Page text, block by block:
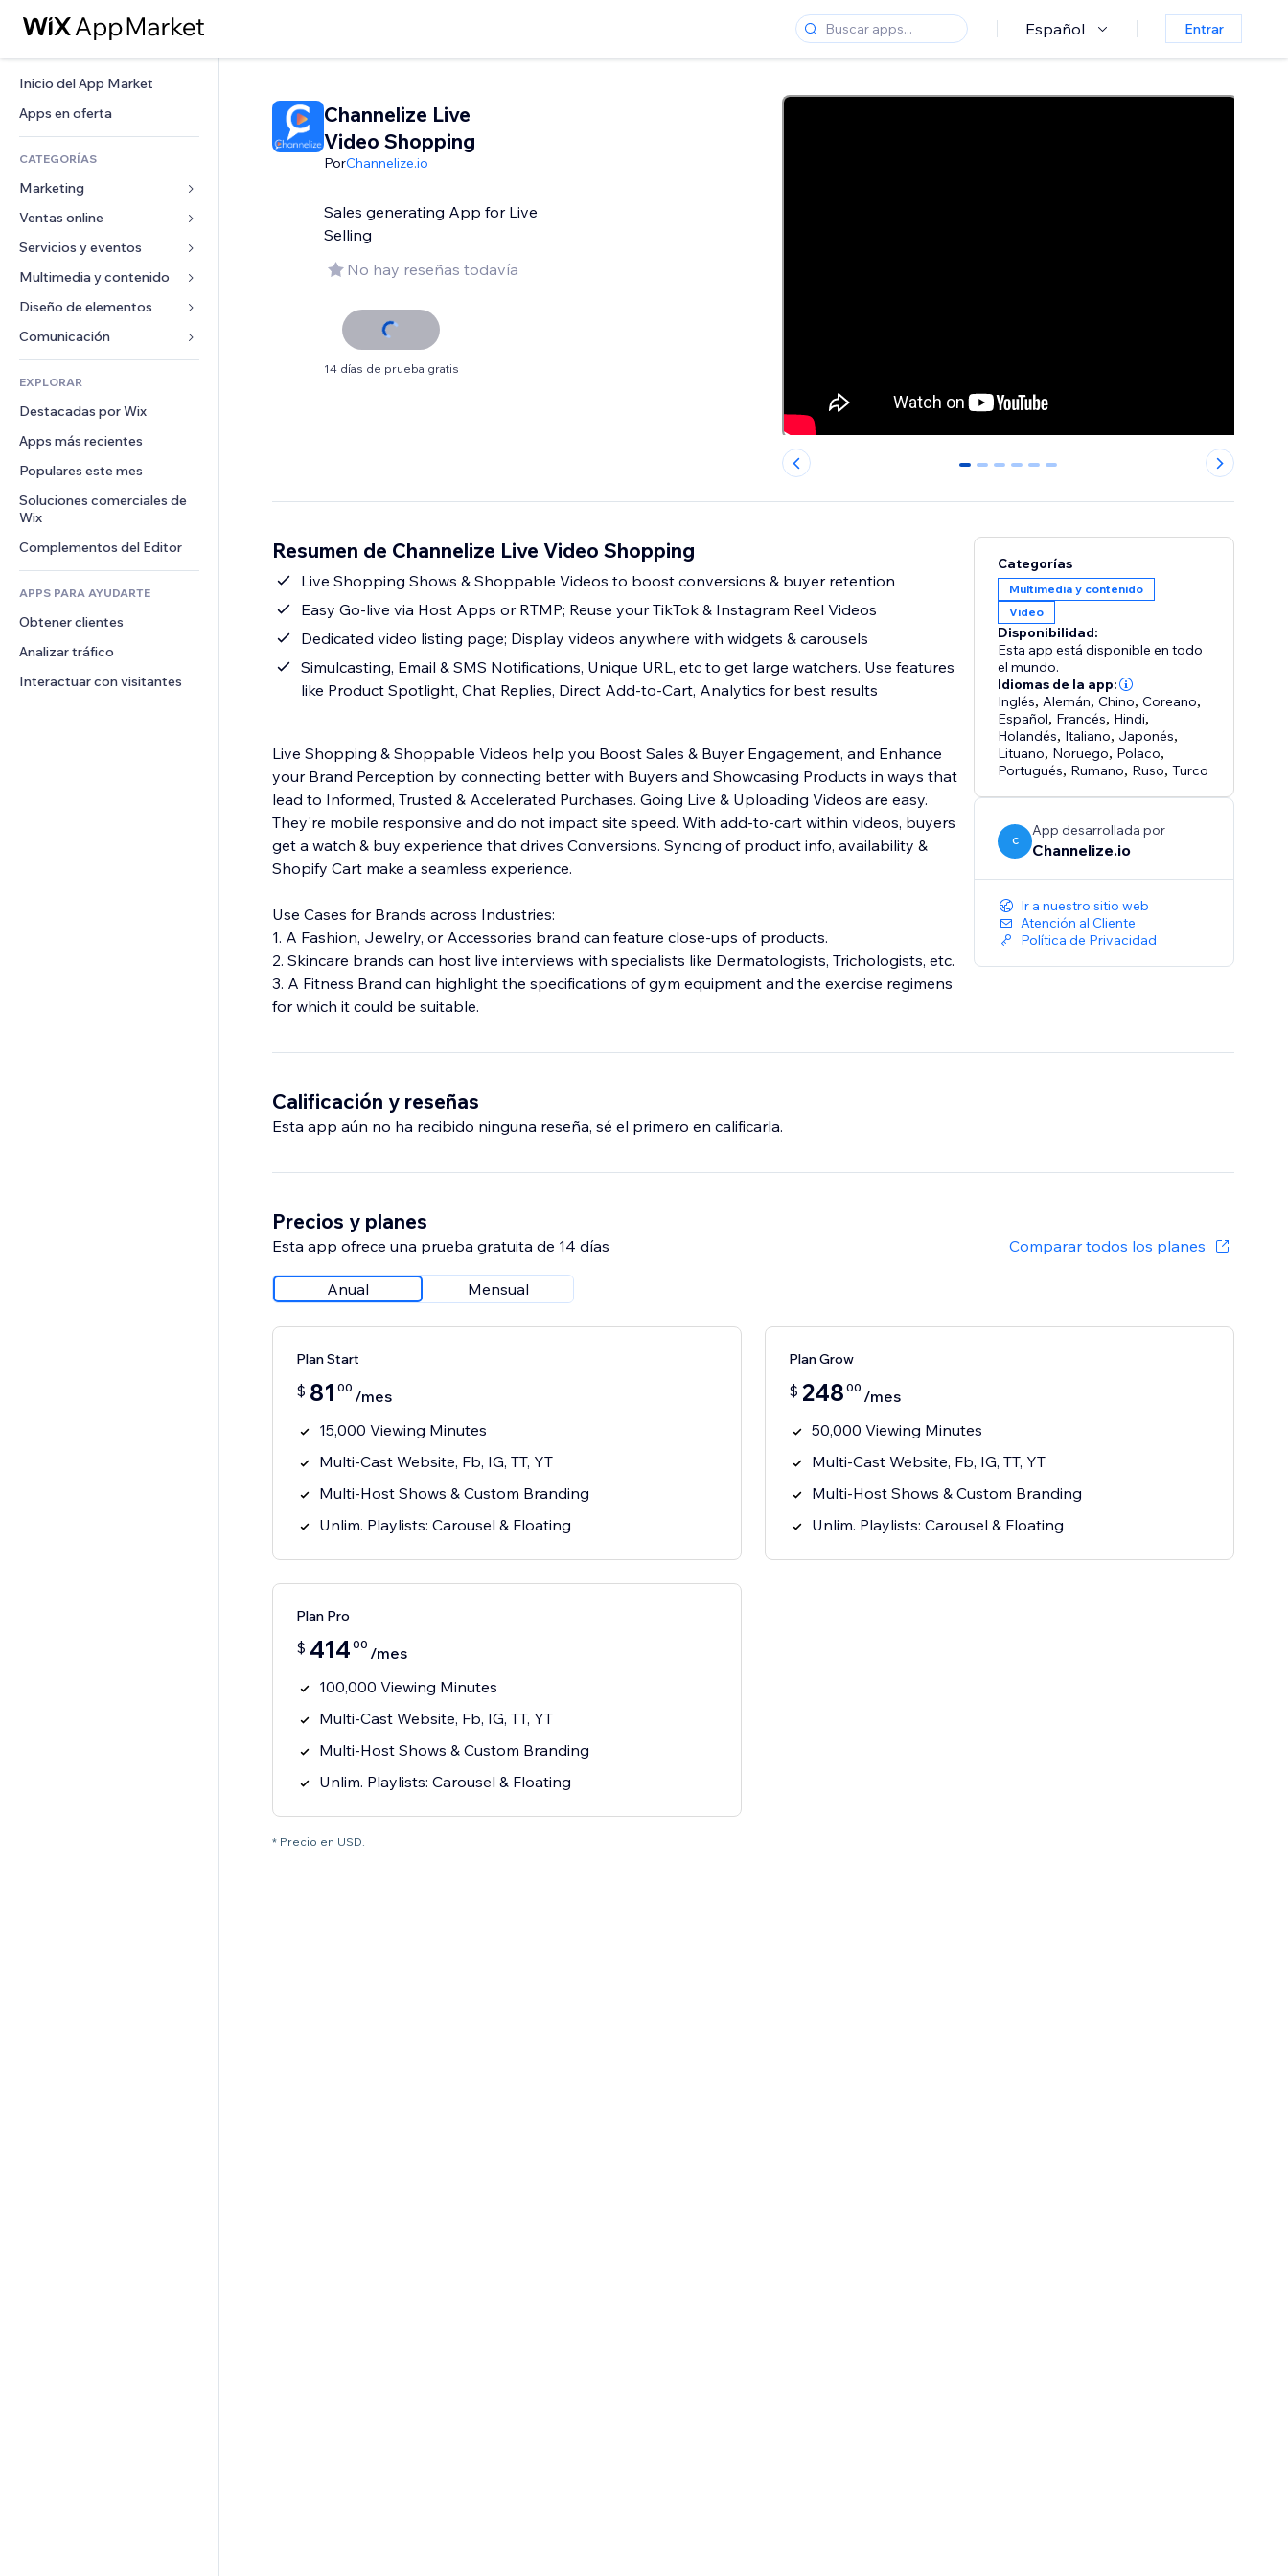
Español Entrar
Inicio del App Market
Apps en oferta
CATEGORÍAS
Marketing
Anuncios
Móvil
Analíticas
Anuncios del sitio
Email
Ventas online
Apps para tiendas
Envíos y entregas
Botones de venta
Contabilidad
Cupones y fidelización
Almacenamiento de mercancía
Crowdfunding
Alimentos y bebidas
Servicios y eventos
Hoteles
Eventos
Restaurantes
Inmobiliarias
Reservas
Multimedia y contenido
Galerías
Música
Pódcast
Fotografía
Video
PDF
Compartir archivos
Noticias
Servicios de contenido
Efectos de texto
Diseño de elementos
Mapas y navegación
Privacidad y seguridad
Reloj
Plantillas para páginas
Efectos de imágenes
Botones y menús
Banners e insignias
Calculadoras
Buscar
Formularios
Encuestas
Chat
Comentarios
Teléfono
Comunidad
Reseñas y testimonios
EXPLORAR
Destacadas por Wix
Apps más recientes
Populares este mes
Soluciones comerciales de
Wix
Complementos del Editor
APPS PARA AYUDARTE
Obtener clientes
Analizar tráfico
Interactuar con visitantes
Channelize Live
Video Shopping
PorChannelize.io
Sales generating App for Live
Selling
No hay reseñas todavía
14 días de prueba gratis
0 1 2 3 4 5
Resumen de Channelize Live Video Shopping
Live Shopping Shows & Shoppable Videos to boost conversions & buyer retention
Easy Go-live via Host Apps or RTMP; Reuse your TikTok & Instagram Reel Videos
Dedicated video listing page; Display videos anywhere with widgets & carousels
Simulcasting, Email & SMS Notifications, Unique URL, etc to get large watchers. Use features
like Product Spotlight, Chat Replies, Direct Add-to-Cart, Analytics for best results
Live Shopping & Shoppable Videos help you Boost Sales & Buyer Engagement, and Enhance
your Brand Perception by connecting better with Buyers and Showcasing Products in ways that
lead to Informed, Trusted & Accelerated Purchases. Going Live & Uploading Videos are easy.
They're mobile responsive and do not impact site speed. With add-to-cart within videos, buyers
get a watch & buy experience that drives Conversions. Syncing of product info, availability &
Shopify Cart make a seamless experience.
Use Cases for Brands across Industries:
1. A Fashion, Jewelry, or Accessories brand can feature close-ups of products.
2. Skincare brands can host live interviews with specialists like Dermatologists, Trichologists, etc.
3. A Fitness Brand can highlight the specifications of gym equipment and the exercise regimens
for which it could be suitable.
Categorías
Multimedia y contenido
Video
Disponibilidad:
Esta app está disponible en todo
el mundo.
Idiomas de la app:
Inglés, Alemán,Chino,Coreano,
Español, Francés, Hindi,
Holandés, Italiano, Japonés,
Lituano, Noruego, Polaco,
Portugués, Rumano, Ruso,Turco
C
App desarrollada por
Channelize.io
Ir a nuestro sitio web
Atención al Cliente
Política de Privacidad
Calificación y reseñas
Esta app aún no ha recibido ninguna reseña, sé el primero en calificarla.
Precios y planes
Esta app ofrece una prueba gratuita de 14 días Comparar todos los planes
Anual Mensual
Plan Start
$ 81 00 /mes
15,000 Viewing Minutes
Multi-Cast Website, Fb, IG, TT, YT
Multi-Host Shows & Custom Branding
Unlim. Playlists: Carousel & Floating
Plan Grow
$ 248 00 /mes
50,000 Viewing Minutes
Multi-Cast Website, Fb, IG, TT, YT
Multi-Host Shows & Custom Branding
Unlim. Playlists: Carousel & Floating
Plan Pro
$ 414 00 /mes
100,000 Viewing Minutes
Multi-Cast Website, Fb, IG, TT, YT
Multi-Host Shows & Custom Branding
Unlim. Playlists: Carousel & Floating
* Precio en USD.